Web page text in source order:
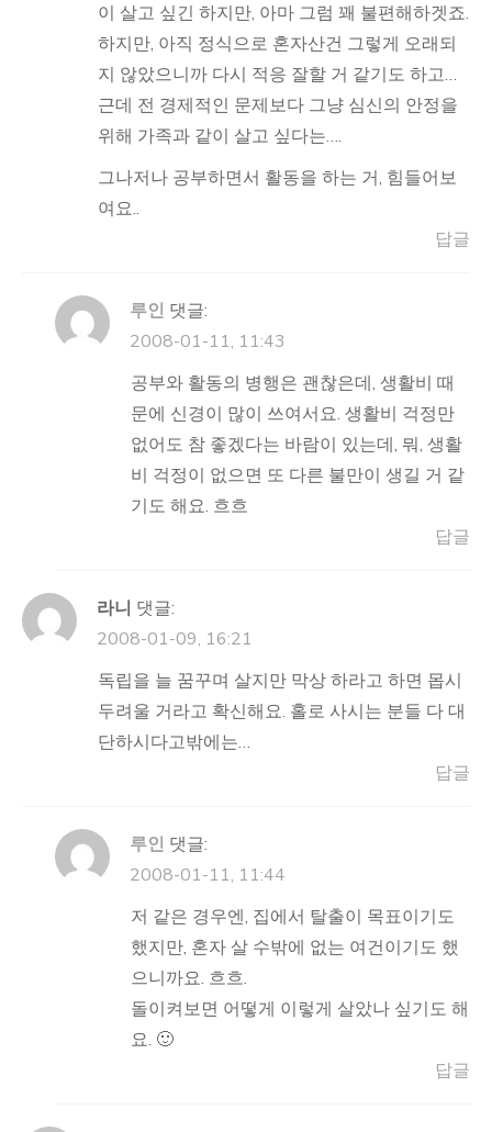
이 살고 싶긴 하지만, 아마 그럼 꽤 불편해하겟죠.
하지만, 아직 정식으로 혼자산건 그렇게 오래되
지 않았으니까 다시 적응 잘할 거 같기도 하고…
근데 전 경제적인 문제보다 그냥 심신의 안정을
위해 가족과 같이 살고 싶다는….
그나저나 공부하면서 활동을 하는 거, 힘들어보
여요..
답글
루인 댓글:
2008-01-11, 11:43
공부와 활동의 병행은 괜찮은데, 생활비 때
문에 신경이 많이 쓰여서요. 생활비 걱정만
없어도 참 좋겠다는 바람이 있는데, 뭐, 생활
비 걱정이 없으면 또 다른 불만이 생길 거 같
기도 해요. 흐흐
답글
라니 댓글:
2008-01-09, 16:21
독립을 늘 꿈꾸며 살지만 막상 하라고 하면 몹시
두려울 거라고 확신해요. 홀로 사시는 분들 다 대
단하시다고밖에는…
답글
루인 댓글:
2008-01-11, 11:44
저 같은 경우엔, 집에서 탈출이 목표이기도
했지만, 혼자 살 수밖에 없는 여건이기도 했
으니까요. 흐흐.
돌이켜보면 어떻게 이렇게 살았나 싶기도 해
요. 🙂
답글